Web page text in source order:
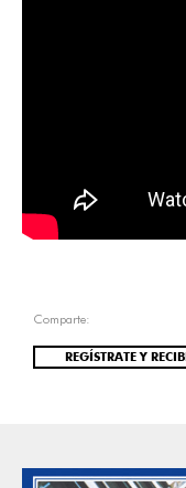
Comparte:
REGÍSTRATE Y